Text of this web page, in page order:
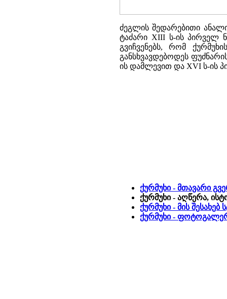
ძეგლის შედარებითი
ტაძარი XIII ს-ის პირველ
გვიჩვენებს, რომ
განსხვავდებოდეს
ის დამლევით და XVI ს-ის
ქურმუხი - მთავარი
ქურმუხი - აღწერა,
ქურმუხი - მის
ქურმუხი -